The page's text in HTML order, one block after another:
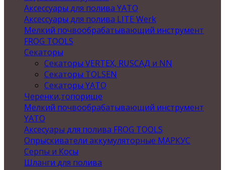
Аксессуары для полива YATO
Аксессуары для полива LITE Werk
Мелкий почвообрабатывающий инструмент
FROG TOOLS
Секаторы
Секаторы VERTEX, RUSСАД и NN
Секаторы TOLSEN
Секаторы YATO
Черенки,топорище
Мелкий почвообрабатывающий инструмент
YATO
Аксесуары для полива FROG TOOLS
Опрыскиватели аккумуляторные МАРКУС
Серпы и Косы
Шланги для полива